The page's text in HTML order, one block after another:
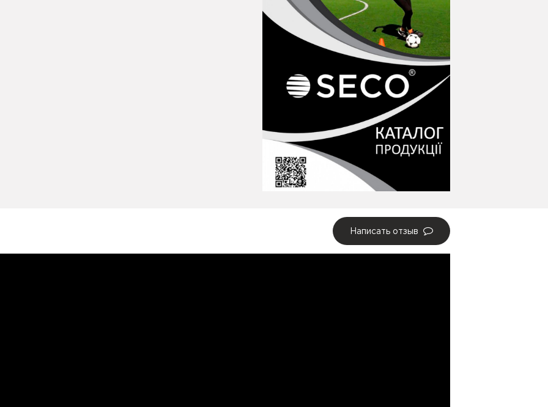
Написать отзыв